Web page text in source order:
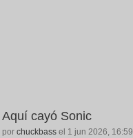
Aquí cayó Sonic
por chuckbass el 1 jun 2026, 16:59